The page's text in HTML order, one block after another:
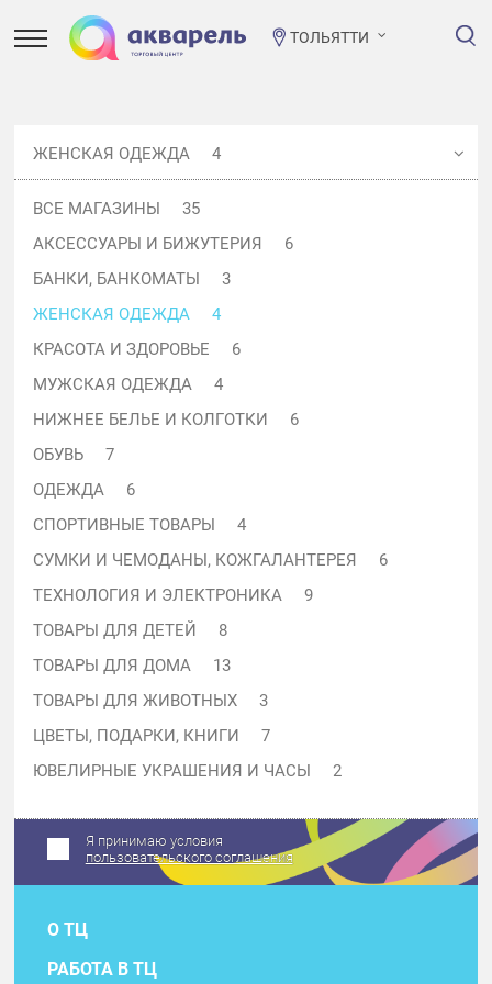
ТОЛЬЯТТИ
ЖЕНСКАЯ ОДЕЖДА 4
ВСЕ МАГАЗИНЫ
35
АКСЕССУАРЫ И БИЖУТЕРИЯ
6
БАНКИ, БАНКОМАТЫ
3
ЖЕНСКАЯ ОДЕЖДА
4
КРАСОТА И ЗДОРОВЬЕ
6
МУЖСКАЯ ОДЕЖДА
4
НИЖНЕЕ БЕЛЬЕ И КОЛГОТКИ
6
ОБУВЬ
7
ОДЕЖДА
6
СПОРТИВНЫЕ ТОВАРЫ
4
СУМКИ И ЧЕМОДАНЫ, КОЖГАЛАНТЕРЕЯ
6
ТЕХНОЛОГИЯ И ЭЛЕКТРОНИКА
9
ТОВАРЫ ДЛЯ ДЕТЕЙ
8
ТОВАРЫ ДЛЯ ДОМА
13
ТОВАРЫ ДЛЯ ЖИВОТНЫХ
3
ЦВЕТЫ, ПОДАРКИ, КНИГИ
7
ЮВЕЛИРНЫЕ УКРАШЕНИЯ И ЧАСЫ
2
Подпишись на нашу рассылку
Я принимаю условия
пользовательского соглашения
О ТЦ
РАБОТА В ТЦ